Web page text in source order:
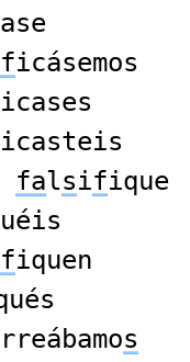
ficásemos
icases
icasteis
falsifique
fiquen
s